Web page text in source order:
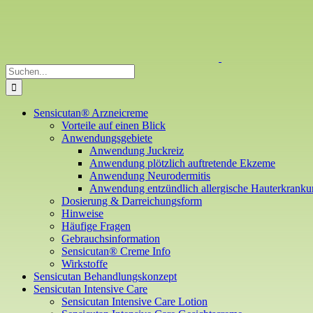
Suche
nach:
Sensicutan® Arzneicreme
Vorteile auf einen Blick
Anwendungsgebiete
Anwendung Juckreiz
Anwendung plötzlich auftretende Ekzeme
Anwendung Neurodermitis
Anwendung entzündlich allergische
Dosierung & Darreichungsform
Hinweise
Häufige Fragen
Gebrauchsinformation
Sensicutan® Creme Info
Wirkstoffe
Sensicutan Behandlungskonzept
Sensicutan Intensive Care
Sensicutan Intensive Care Lotion